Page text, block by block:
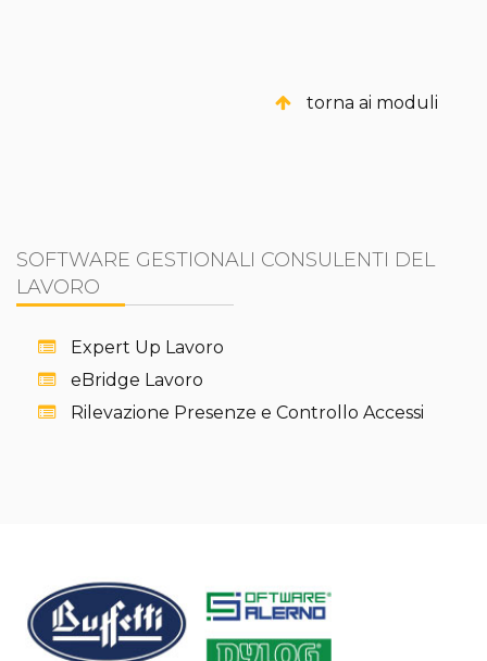
torna ai moduli
SOFTWARE GESTIONALI CONSULENTI DEL
LAVORO
Expert Up Lavoro
eBridge Lavoro
Rilevazione Presenze e Controllo Accessi